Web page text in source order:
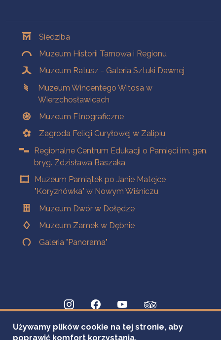
Siedziba
Muzeum Historii Tarnowa i Regionu
Muzeum Ratusz - Galeria Sztuki Dawnej
Muzeum Wincentego Witosa w
Wierzchosławicach
Muzeum Etnograficzne
Zagroda Felicji Curyłowej w Zalipiu
Regionalne Centrum Edukacji o Pamięci im. gen.
bryg. Zdzisława Baszaka
Muzeum Pamiątek po Janie Matejce
"Koryznówka" w Nowym Wiśniczu
Muzeum Dwór w Dołędze
Muzeum Zamek w Dębnie
Galeria "Panorama"
Używamy plików cookie na tej stronie, aby
poprawić komfort korzystania.